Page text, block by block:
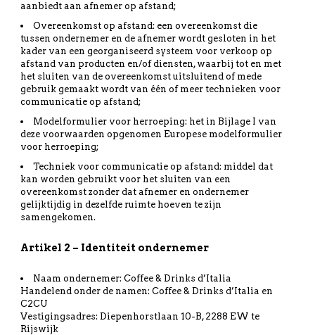
aanbiedt aan afnemer op afstand;
Overeenkomst op afstand: een overeenkomst die
tussen ondernemer en de afnemer wordt gesloten in het
kader van een georganiseerd systeem voor verkoop op
afstand van producten en/of diensten, waarbij tot en met
het sluiten van de overeenkomst uitsluitend of mede
gebruik gemaakt wordt van één of meer technieken voor
communicatie op afstand;
Modelformulier voor herroeping: het in Bijlage I van
deze voorwaarden opgenomen Europese modelformulier
voor herroeping;
Techniek voor communicatie op afstand: middel dat
kan worden gebruikt voor het sluiten van een
overeenkomst zonder dat afnemer en ondernemer
gelijktijdig in dezelfde ruimte hoeven te zijn
samengekomen.
Artikel 2 – Identiteit ondernemer
Naam ondernemer: Coffee & Drinks d’Italia
Handelend onder de namen: Coffee & Drinks d’Italia en
C2CU
Vestigingsadres: Diepenhorstlaan 10-B, 2288 EW te
Rijswijk